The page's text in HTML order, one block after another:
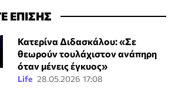
ΕΠΙΣΗΣ
Κατερίνα Διδασκάλου: «Σε
θεωρούν τουλάχιστον ανάπηρη
όταν μένεις έγκυος»
Life 28.05.2026 17:08